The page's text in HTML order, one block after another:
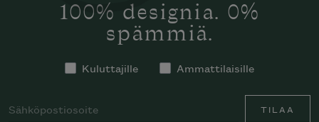
100% designia. 0%
spämmiä.
Kuluttajille Ammattilaisille
TILAA